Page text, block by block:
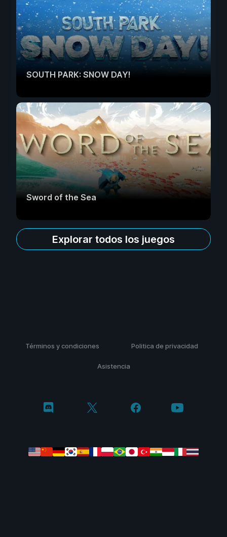
SOUTH PARK: SNOW DAY!
Sword of the Sea
Explorar todos los juegos
Términos y condiciones Politica de privacidad
Asistencia